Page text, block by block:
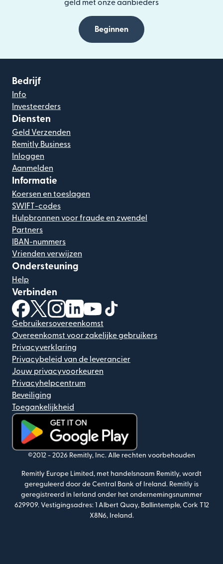
geld met onze aanbieders
Beginnen
Bedrijf
Info
Investeerders
Diensten
Geld Verzenden
Remitly Business
Inloggen
Aanmelden
Informatie
Koersen en toeslagen
SWIFT-codes
Hulpbronnen voor fraude en zwendel
Partners
IBAN-nummers
Vrienden verwijzen
Ondersteuning
Help
Verbinden
(wordt geopend in een nieuw venster)
(wordt geopend in een nieuw venster)
(wordt geopend in een nieuw venster)
(wordt geopend in een nieuw venster)
(wordt geopend in een nieuw
Gebruikersovereenkomst
Overeenkomst voor zakelijke gebruikers
Privacyverklaring
Privacybeleid van de leverancier
Jouw privacyvoorkeuren
Privacyhelpcentrum
Beveiliging
Toegankelijkheid
(wordt geopend in een nieuw venster)
©2012 - 2026 Remitly, Inc. Alle rechten voorbehouden
Remitly Europe Limited, met handelsnaam Remitly, wordt
gereguleerd door de Central Bank of Ireland. Remitly is
geregistreerd in Ierland onder het ondernemingsnummer
629909. Vestigingsadres: 1 Albert Quay, Ballintemple, Cork T12
X8N6, Ireland.